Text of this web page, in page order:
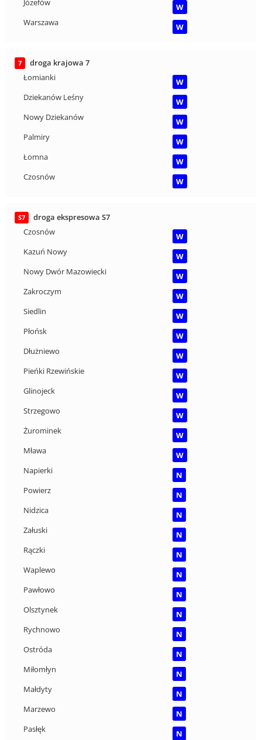
W
Warszawa
W
7
droga krajowa 7
Łomianki
W
Dziekanów Leśny
W
Nowy Dziekanów
W
Palmiry
W
Łomna
W
Czosnów
W
S7
droga ekspresowa S7
Czosnów
W
Kazuń Nowy
W
Nowy Dwór Mazowiecki
W
Zakroczym
W
Siedlin
W
Płońsk
W
Dłużniewo
W
Pieńki Rzewińskie
W
Glinojeck
W
Strzegowo
W
Żurominek
W
Mława
W
Napierki
N
Powierz
N
Nidzica
N
Załuski
N
Rączki
N
Waplewo
N
Pawłowo
N
Olsztynek
N
Rychnowo
N
Ostróda
N
Miłomłyn
N
Małdyty
N
Marzewo
N
Pasłęk
N